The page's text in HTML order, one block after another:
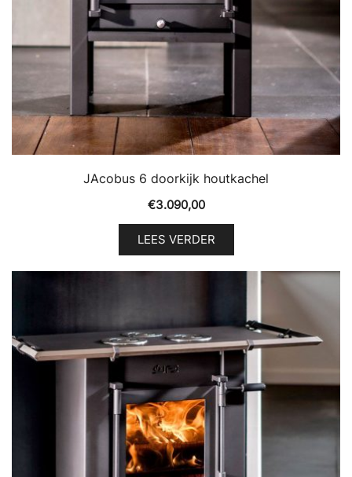
JAcobus 6 doorkijk houtkachel
€3.090,00
LEES VERDER